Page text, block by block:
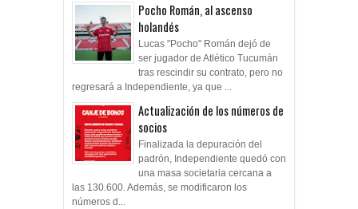
Pocho Román, al ascenso
holandés
Lucas "Pocho" Román dejó de
ser jugador de Atlético Tucumán
tras rescindir su contrato, pero no
regresará a Independiente, ya que ...
Actualización de los números de
socios
Finalizada la depuración del
padrón, Independiente quedó con
una masa societaria cercana a
las 130.600. Además, se modificaron los
números d...